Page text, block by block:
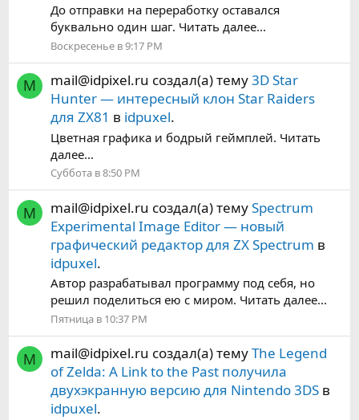
До отправки на переработку оставался
буквально один шаг. Читать далее...
Воскресенье в 9:17 PM
M mail@idpixel.ru создал(а) тему3D Star
Hunter — интересный клон Star Raiders
для ZX81 в idpuxel.
Цветная графика и бодрый геймплей. Читать
далее...
Суббота в 8:50 PM
M mail@idpixel.ru создал(а) темуSpectrum
Experimental Image Editor — новый
графический редактор для ZX Spectrum в
idpuxel.
Автор разрабатывал программу под себя, но
решил поделиться ею с миром. Читать далее...
Пятница в 10:37 PM
M mail@idpixel.ru создал(а) темуThe Legend
of Zelda: A Link to the Past получила
двухэкранную версию для Nintendo 3DS в
idpuxel.